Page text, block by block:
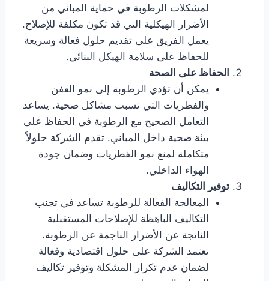
لمشكلات الرطوبة في حماية المباني من
الأضرار الهيكلية التي قد تكون مكلفة للإصلاح.
يعمل الفريق على تقديم حلول فعالة وسريعة
للحفاظ على سلامة الهيكل البنائي.
الحفاظ على الصحة
يمكن أن تؤدي الرطوبة إلى نمو العفن
والفطريات التي تسبب مشاكل صحية. يساعد
التعامل الصحيح مع الرطوبة في الحفاظ على
بيئة صحية داخل المباني. تقدم الشركة حلولاً
متكاملة لمنع نمو الفطريات وضمان جودة
الهواء الداخلي.
توفير التكاليف
المعالجة الفعالة للرطوبة تساعد في تجنب
التكاليف الباهظة للإصلاحات المستقبلية
الناتجة عن الأضرار الناجمة عن الرطوبة.
تعتمد الشركة على حلول اقتصادية وفعالة
لضمان عدم تكرار المشكلة وتوفير تكاليف